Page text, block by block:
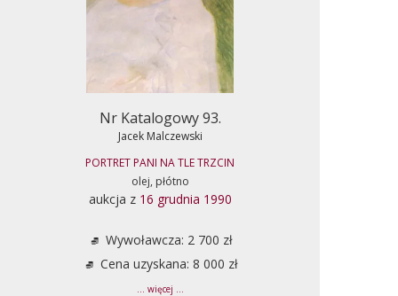
Nr Katalogowy 93.
Jacek Malczewski
PORTRET PANI NA TLE TRZCIN
olej, płótno
aukcja z 16 grudnia 1990
Wywoławcza: 2 700 zł
Cena uzyskana: 8 000 zł
... więcej ...